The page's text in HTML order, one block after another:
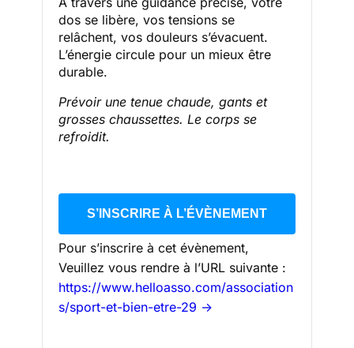
dos se libère, vos tensions se
relâchent, vos douleurs s’évacuent.
L’énergie circule pour un mieux être
durable.
Prévoir une tenue chaude, gants et
grosses chaussettes. Le corps se
refroidit.
S’INSCRIRE À L’ÉVÈNEMENT
Pour s’inscrire à cet évènement,
Veuillez vous rendre à l’URL suivante :
https://www.helloasso.com/association
s/sport-et-bien-etre-29 →